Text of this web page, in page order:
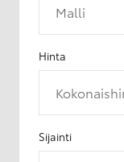
Malli
Hinta
Sijainti